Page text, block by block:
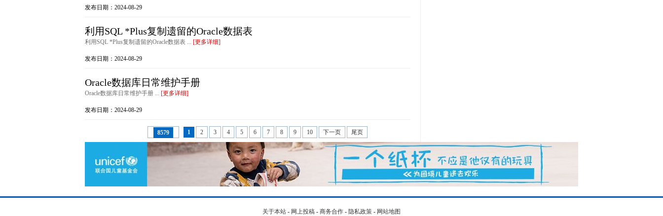
发布日期：2024-08-29
利用SQL *Plus复制遗留的Oracle数据表
利用SQL *Plus复制遗留的Oracle数据表 ... [更多详细]
发布日期：2024-08-29
Oracle数据库日常维护手册
Oracle数据库日常维护手册 ... [更多详细]
发布日期：2024-08-29
8579 1 2 3 4 5 6 7 8 9 10 下一页 尾页
关于本站 - 网上投稿 - 商务合作 - 隐私政策 - 网站地图